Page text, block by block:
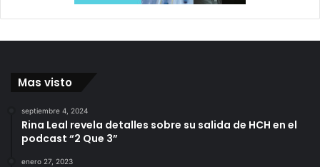
Mas visto
septiembre 4, 2024
Rina Leal revela detalles sobre su salida de HCH en el
podcast “2 Que 3”
enero 27, 2023